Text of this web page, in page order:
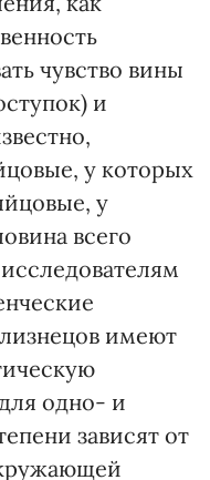
чувство вины
и
у которых
у
всего
имеют
одно- и
зависят от